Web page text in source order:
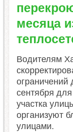
месяца
Водителям
ограничений
сентября
участка
организуют
улицами.